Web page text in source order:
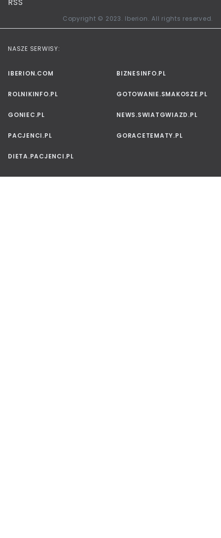
Copyright © 2023. Iberion. All rights reserved.
NASZE SERWISY:
IBERION.COM BIZNESINFO.PL
ROLNIKINFO.PL GOTOWANIE.SMAKOSZE.PL
GONIEC.PL NEWS.SWIATGWIAZD.PL
PACJENCI.PL GORACETEMATY.PL
DIETA.PACJENCI.PL